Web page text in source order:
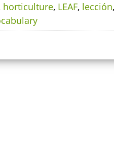
horticulture, LEAF, lección